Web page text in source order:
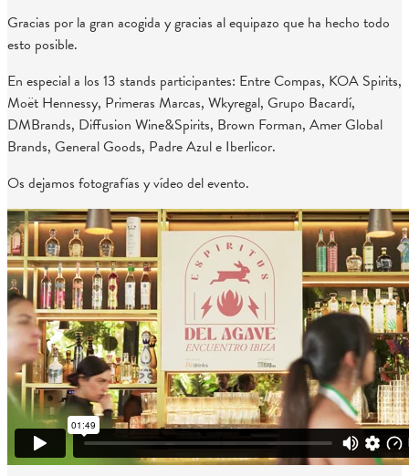
Gracias por la gran acogida y gracias al equipazo que ha hecho todo
esto posible.
En especial a los 13 stands participantes: Entre Compas, KOA Spirits,
Moët Hennessy, Primeras Marcas, Wkyregal, Grupo Bacardí,
DMBrands, Diffusion Wine&Spirits, Brown Forman, Amer Global
Brands, General Goods, Padre Azul e Iberlicor.
Os dejamos fotografías y vídeo del evento.